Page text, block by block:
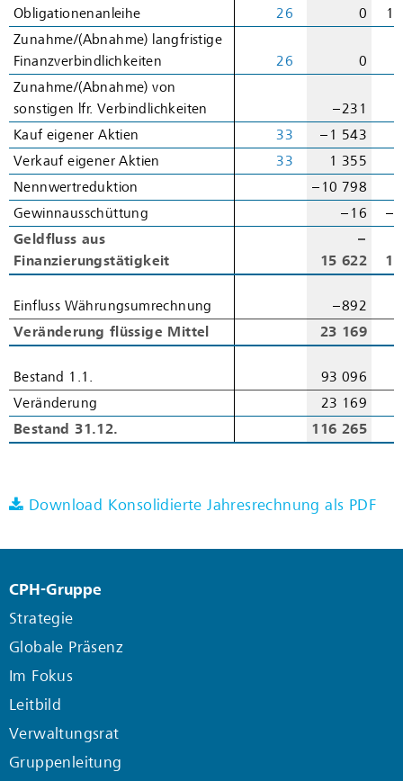
Obligationenanleihe 26 0
Zunahme/(Abnahme) langfristige
Finanzverbindlichkeiten
26 0
Zunahme/(Abnahme) von
sonstigen lfr. Verbindlichkeiten
– 231
Kauf eigener Aktien
33 – 1 543
Verkauf eigener Aktien
33
1 355
Nennwertreduktion
– 10 798
Gewinnausschüttung
– 16
–
Geldfluss aus
Finanzierungstätigkeit
–
15 622
Einfluss Währungsumrechnung
– 892
Veränderung flüssige Mittel
23 169
Bestand 1.1. 93 096
Veränderung
23 169
Bestand 31.12.
116 265
Obligationenanleihe
Zunahme/(Abnahme) langfristige
Finanzverbindlichkeiten
Zunahme/(Abnahme) von
sonstigen lfr. Verbindlichkeiten
Kauf eigener Aktien
Verkauf eigener Aktien
Nennwertreduktion
Gewinnausschüttung
Geldfluss aus
Finanzierungstätigkeit
Einfluss Währungsumrechnung
Veränderung flüssige Mittel
Bestand 1.1.
Veränderung
Bestand 31.12.
Download Konsolidierte Jahresrechnung als PDF
CPH-Gruppe
Strategie
Globale Präsenz
Im Fokus
Leitbild
Verwaltungsrat
Gruppenleitung